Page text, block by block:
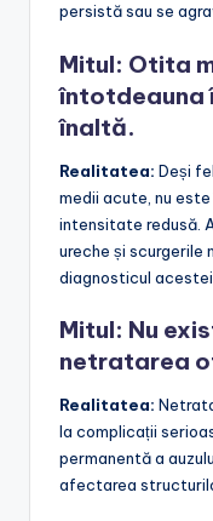
persistă sau se
Mitul: Otita
întotdeauna
înaltă.
Realitatea: Deși
medii acute, nu
intensitate redusă.
ureche și scurgerile
diagnosticul acestei
Mitul: Nu
netratarea
Realitatea:
la complicații
permanentă a
afectarea